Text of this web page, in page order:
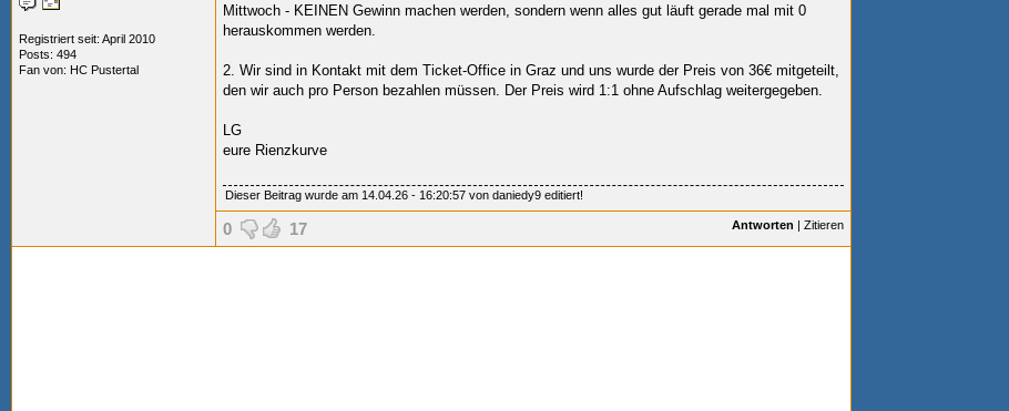
Registriert seit: April 2010
Posts: 494
Fan von: HC Pustertal
Mittwoch - KEINEN Gewinn machen werden, sondern wenn alles gut läuft gerade mal mit 0
herauskommen werden.
2. Wir sind in Kontakt mit dem Ticket-Office in Graz und uns wurde der Preis von 36€ mitgeteilt,
den wir auch pro Person bezahlen müssen. Der Preis wird 1:1 ohne Aufschlag weitergegeben.
LG
eure Rienzkurve
Dieser Beitrag wurde am 14.04.26 - 16:20:57 von daniedy9 editiert!
0 17 Antworten | Zitieren